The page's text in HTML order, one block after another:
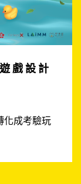
戲設計
化成考驗玩